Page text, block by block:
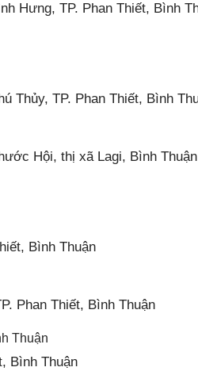
Hưng, TP. Phan Thiết, Bình
Thủy, TP. Phan Thiết, Bình
Hội, thị xã Lagi, Bình Thuận
Bình Thuận
Phan Thiết, Bình Thuận
Thuận
Bình Thuận